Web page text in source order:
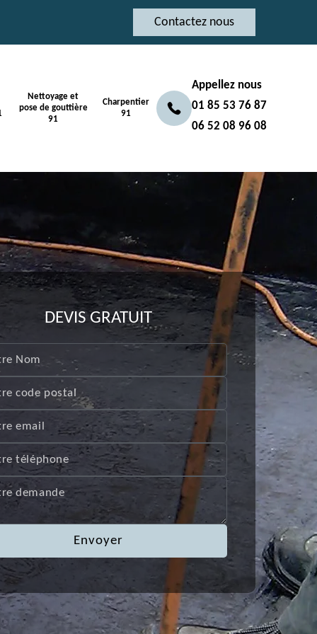
Contactez nous
Nettoyage et
pose de gouttière
91
Charpentier
91
Appellez nous
01 85 53 76 87
06 52 08 96 08
DEVIS GRATUIT